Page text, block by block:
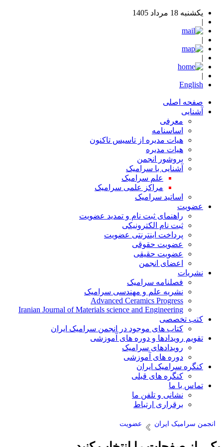
یکشنبه 18 مرداد 1405
English
صفحه اصلی
آشنایی
معرفی
اساسنامه
هیات مدیره از تاسیس تاکنون
هیات مدیره
بروشور انجمن
آشنایی با سرامیک
علم سرامیک
مراکز علمی سرامیک
اساتید سرامیک
عضویت
راهنمای ثبت نام و تمدید عضویت
ثبت نام الکترونیکی
پرداخت اینترنتی عضویت
عضویت حقوقی
عضویت حقیقی
اعضای انجمن
نشریات
فصلنامه سرامیک
نشریه علم و مهندسی سرامیک
Advanced Ceramics Progress
Iranian Journal of Materials science and Engineering
کتب تخصصی
کتاب های موجود در انجمن سرامیک ایران
تقویم رویدادها و دوره های آموزشی
رویدادهای سرامیک
دوره های آموزشی
کنگره سرامیک ایران
کنگره های قبلی
تماس با ما
نشانی و تلفن ما
برقراری ارتباط
انجمن سرامیک ایران عضویت